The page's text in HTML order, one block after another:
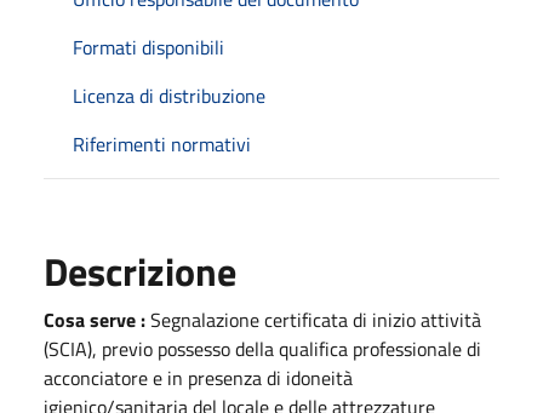
Formati disponibili
Licenza di distribuzione
Riferimenti normativi
Descrizione
Cosa serve :Segnalazione certificata di inizio attività
(SCIA), previo possesso della qualifica professionale di
acconciatore e in presenza di idoneità
igienico/sanitaria del locale e delle attrezzature